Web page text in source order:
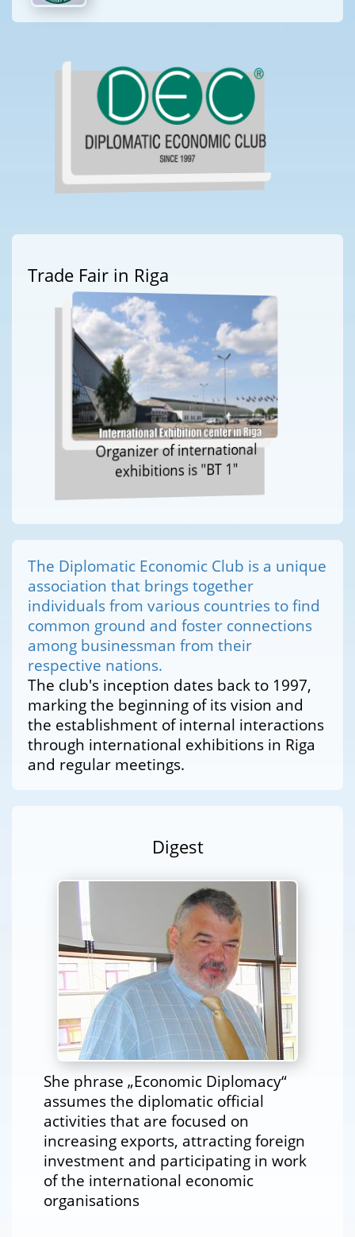
Trade Fair in Riga
Organizer of international
exhibitions is "BT 1"
The Diplomatic Economic Club is a unique
association that brings together
individuals from various countries to find
common ground and foster connections
among businessman from their
respective nations.
The club's inception dates back to 1997,
marking the beginning of its vision and
the establishment of internal interactions
through international exhibitions in Riga
and regular meetings.
Digest
She phrase „Economic Diplomacy“
assumes the diplomatic official
activities that are focused on
increasing exports, attracting foreign
investment and participating in work
of the international economic
organisations